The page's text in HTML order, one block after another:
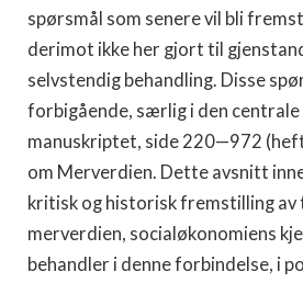
spørsmål som senere vil bli
derimot ikke her gjort til
selvstendig behandling. Disse
forbigående, særlig i den centrale
manuskriptet, side 220—972
om Merverdien. Dette avsnitt
kritisk og historisk fremstilling av
merverdien, socialøkonomiens
behandler i denne forbindelse, i